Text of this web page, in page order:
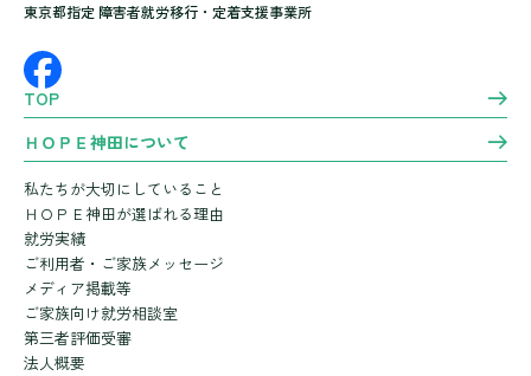
東京都指定 障害者就労移行・定着支援事業所
TOP
ＨＯＰＥ神田について
私たちが大切にしていること
ＨＯＰＥ神田が選ばれる理由
就労実績
ご利用者・ご家族メッセージ
メディア掲載等
ご家族向け就労相談室
第三者評価受審
法人概要